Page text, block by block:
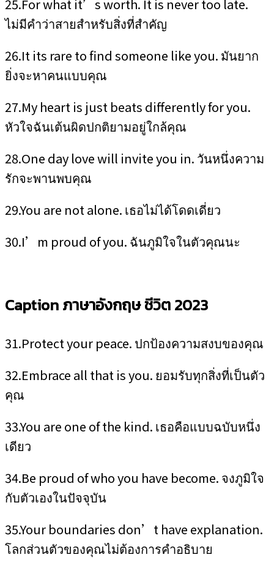
25.For what it’s worth. It is never too late.
ไม่มีคำว่าสายสำหรับสิ่งที่สำคัญ
26.It its rare to find someone like you. มันยาก
ยิ่งจะหาคนแบบคุณ
27.My heart is just beats differently for you.
หัวใจฉันเต้นผิดปกติยามอยู่ใกล้คุณ
28.One day love will invite you in. วันหนึ่งความ
รักจะพานพบคุณ
29.You are not alone. เธอไม่ได้โดดเดี่ยว
30.I’m proud of you. ฉันภูมิใจในตัวคุณนะ
Caption ภาษาอังกฤษ ชีวิต 2023
31.Protect your peace. ปกป้องความสงบของคุณ
32.Embrace all that is you. ยอมรับทุกสิ่งที่เป็นตัว
คุณ
33.You are one of the kind. เธอคือแบบฉบับหนึ่ง
เดียว
34.Be proud of who you have become. จงภูมิใจ
กับตัวเองในปัจจุบัน
35.Your boundaries don’t have explanation.
โลกส่วนตัวของคุณไม่ต้องการคำอธิบาย